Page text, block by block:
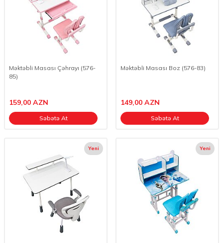
Məktəbli Masası Çəhrayı (576-
85)
159,00 AZN
Səbətə At
Məktəbli Masası Boz (576-83)
149,00 AZN
Səbətə At
Yeni Yeni